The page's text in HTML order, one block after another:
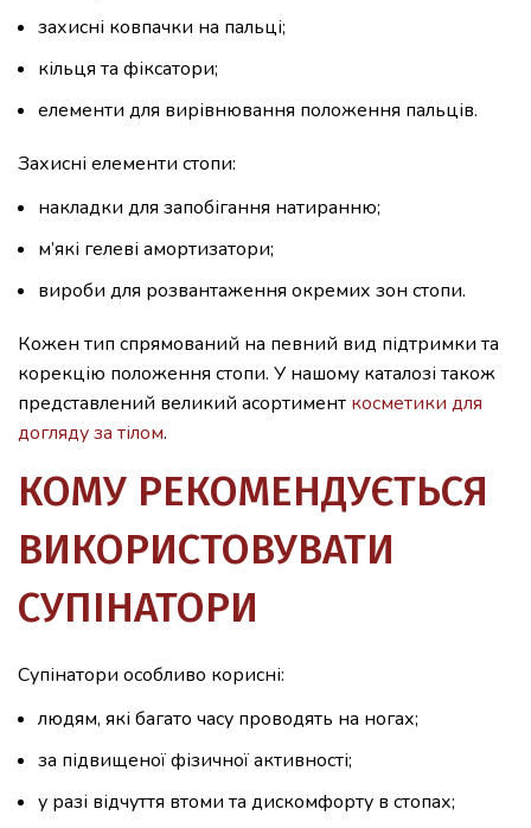
захисні ковпачки на пальці;
кільця та фіксатори;
елементи для вирівнювання положення пальців.
Захисні елементи стопи:
накладки для запобігання натиранню;
м’які гелеві амортизатори;
вироби для розвантаження окремих зон стопи.
Кожен тип спрямований на певний вид підтримки та
корекцію положення стопи. У нашому каталозі також
представлений великий асортимент косметики для
догляду за тілом.
КОМУ РЕКОМЕНДУЄТЬСЯ
ВИКОРИСТОВУВАТИ
СУПІНАТОРИ
Супінатори особливо корисні:
людям, які багато часу проводять на ногах;
за підвищеної фізичної активності;
у разі відчуття втоми та дискомфорту в стопах;